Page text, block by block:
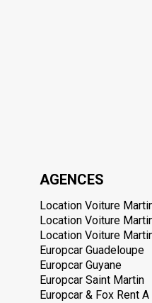
AGENCES
Location Voiture
Location Voiture
Location Voiture
Europcar Guadeloupe
Europcar Guyane
Europcar Saint Martin
Europcar & Fox Rent